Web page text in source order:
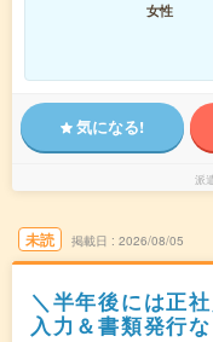
女性
気になる!
派
未読 掲載日 2026/08/05
＼半年後には正
入力＆書類発行